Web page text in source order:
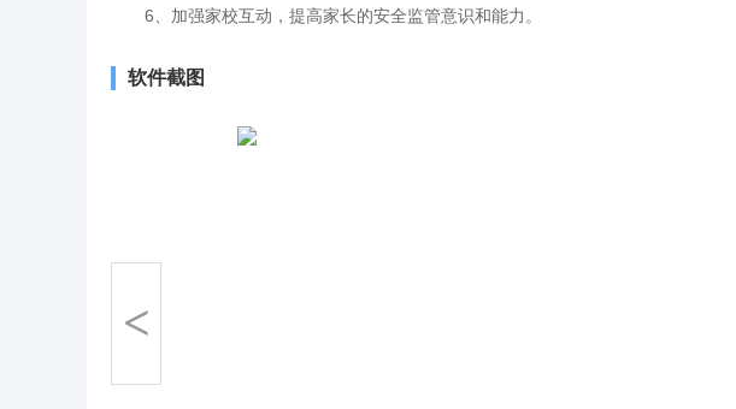
6、加强家校互动，提高家长的安全监管意识和能力。
软件截图
<